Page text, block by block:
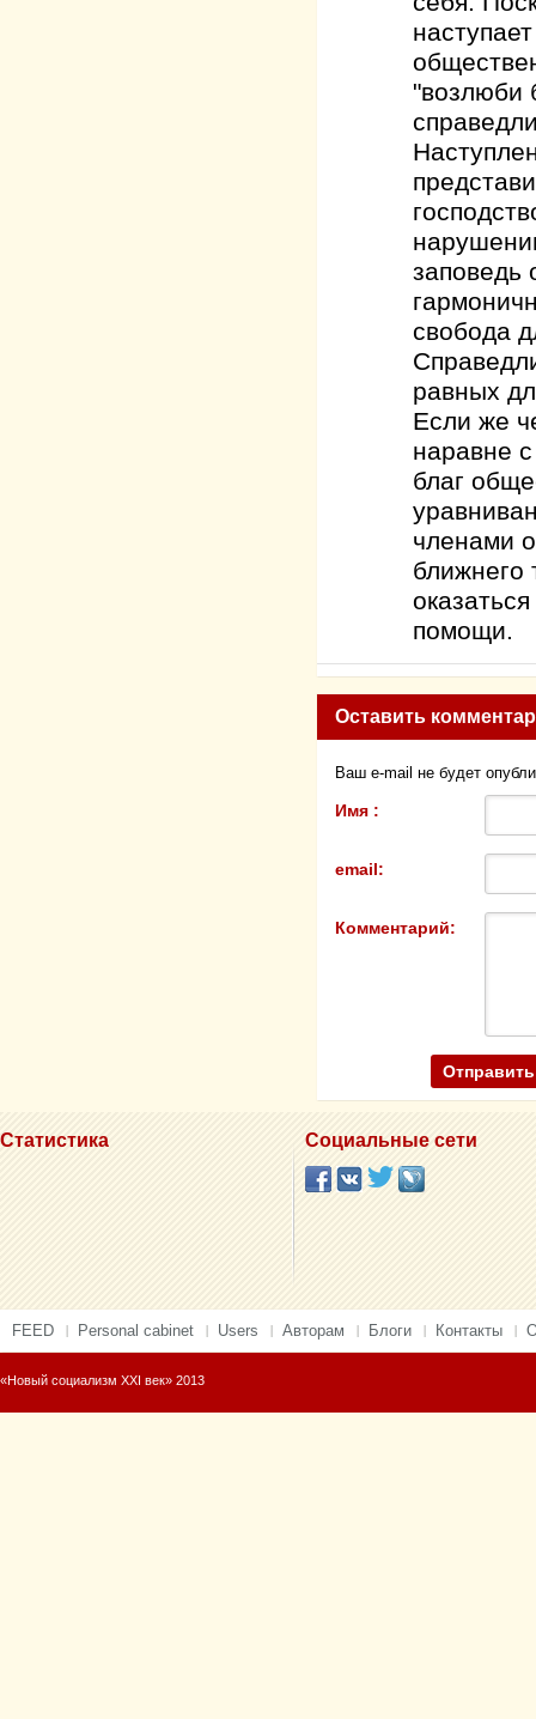
"возлюби
заповедь
свобода
равных
Если же
наравне
благ
членами
ближнего
помощи.
Оставить
Ваш e-mail не будет
Имя :
email:
Комментарий:
Статистика Социальные сети
FEED Personal cabinet Users Авторам Блоги Контакты
«Новый социализм XXI век» 2013